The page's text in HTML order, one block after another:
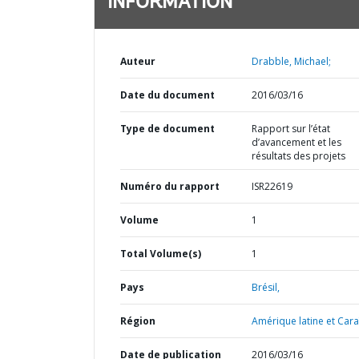
Auteur Drabble, Michael;
Date du document 2016/03/16
Type de document
Rapport sur l’état
d’avancement et les
résultats des projets
Numéro du rapport ISR22619
Volume 1
Total Volume(s) 1
Pays Brésil,
Région Amérique latine et
Date de publication 2016/03/16